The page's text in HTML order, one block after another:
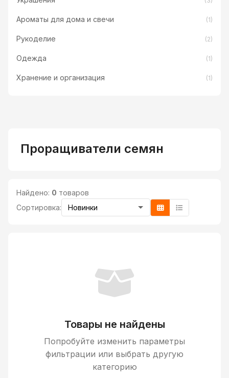
Ароматы для дома и свечи (1)
Рукоделие (2)
Одежда (1)
Хранение и организация (1)
Проращиватели семян
Найдено: 0 товаров
Сортировка:
Товары не найдены
Попробуйте изменить параметры
фильтрации или выбрать другую
категорию